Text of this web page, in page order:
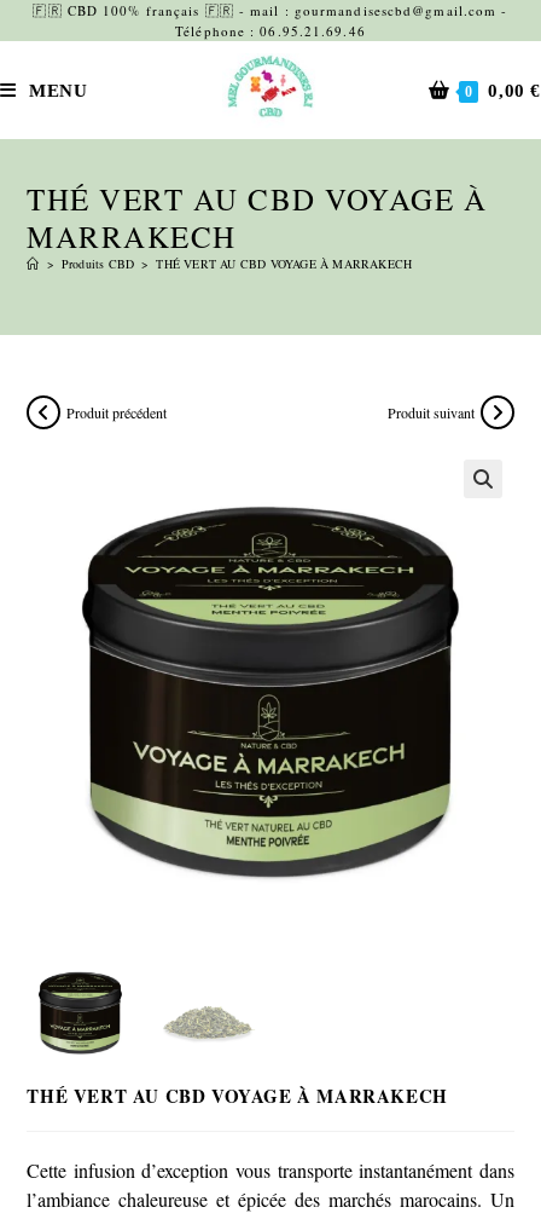
to
🇫🇷 CBD 100% français 🇫🇷 - mail : gourmandisescbd@gmail.com -
Téléphone : 06.95.21.69.46
MENU 0 0,00€
THÉ VERT AU CBD VOYAGE À
MARRAKECH
> Produits CBD > THÉ VERT AU CBD VOYAGE À MARRAKECH
Produit précédent Produit suivant
THÉ VERT AU CBD VOYAGE À MARRAKECH
Cette infusion d’exception vous transporte instantanément dans
l’ambiance chaleureuse et épicée des marchés marocains. Un